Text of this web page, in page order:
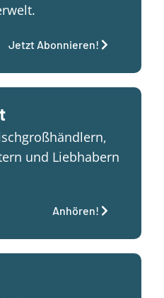
Jetzt Abonnieren!
und Liebhabern
Anhören!